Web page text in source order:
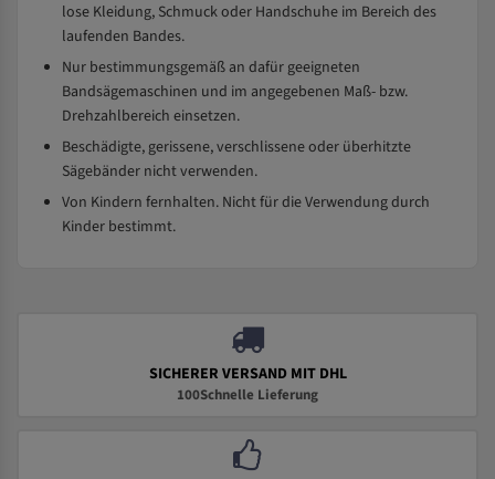
lose Kleidung, Schmuck oder Handschuhe im Bereich des
laufenden Bandes.
Nur bestimmungsgemäß an dafür geeigneten
Bandsägemaschinen und im angegebenen Maß- bzw.
Drehzahlbereich einsetzen.
Beschädigte, gerissene, verschlissene oder überhitzte
Sägebänder nicht verwenden.
Von Kindern fernhalten. Nicht für die Verwendung durch
Kinder bestimmt.
SICHERER VERSAND MIT DHL
100Schnelle Lieferung